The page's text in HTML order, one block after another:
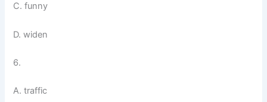
C. funny
D. widen
6.
A. traffic